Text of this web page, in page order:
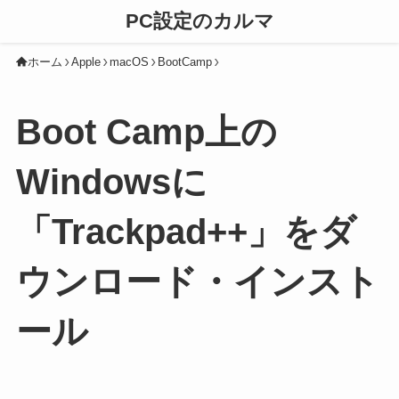
PC設定のカルマ
ホーム Apple macOS BootCamp
Boot Camp上の
Windowsに
「Trackpad++」をダ
ウンロード・インスト
ール